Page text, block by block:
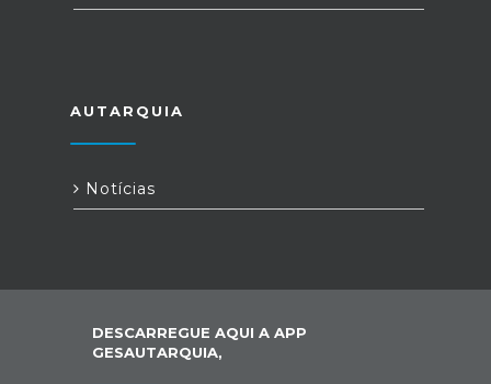
AUTARQUIA
Notícias
DESCARREGUE AQUI A APP
GESAUTARQUIA,